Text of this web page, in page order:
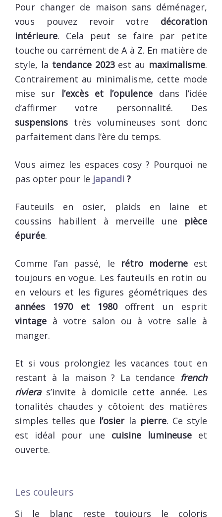
Pour changer de maison sans déménager,
vous pouvez revoir votre décoration
intérieure. Cela peut se faire par petite
touche ou carrément de A à Z. En matière de
style, la tendance 2023est au maximalisme.
Contrairement au minimalisme, cette mode
mise sur l’excès et l’opulence dans l’idée
d’affirmer votre personnalité. Des
suspensions très volumineuses sont donc
parfaitement dans l’ère du temps.
Vous aimez les espaces cosy ? Pourquoi ne
pas opter pour le japandi ?
Fauteuils en osier, plaids en laine et
coussins habillent à merveille une pièce
épurée.
Comme l’an passé, le rétro moderneest
toujours en vogue. Les fauteuils en rotin ou
en velours et les figures géométriques des
années 1970 et 1980offrent un esprit
vintage à votre salon ou à votre salle à
manger.
Et si vous prolongiez les vacances tout en
restant à la maison ? La tendance french
rivieras’invite à domicile cette année. Les
tonalités chaudes y côtoient des matières
simples telles que l’osierla pierre. Ce style
est idéal pour une cuisine lumineuseet
ouverte.
Les couleurs
Si le blanc reste toujours le coloris